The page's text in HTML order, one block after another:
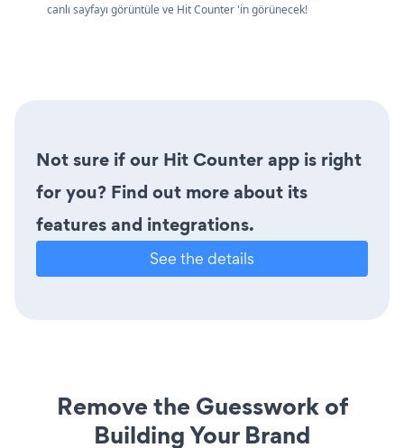
canlı sayfayı görüntüle ve Hit Counter 'in görünecek!
Not sure if our Hit Counter app is right
for you? Find out more about its
features and integrations.
See the details
Remove the Guesswork of
Building Your Brand